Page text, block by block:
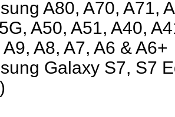
A80, A70, A71,
A50, A51, A40,
A8, A7, A6 & A6+
Galaxy S7, S7